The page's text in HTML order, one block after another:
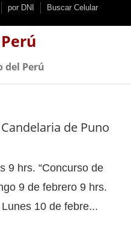
por DNI
Buscar Celular
del Perú
de Puno
9 hrs. “Concurso de
9 de febrero 9 hrs.
10 de febre...